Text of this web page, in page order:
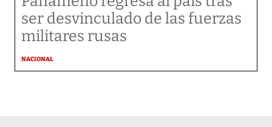
ser desvinculado de las fuerzas
militares rusas
NACIONAL